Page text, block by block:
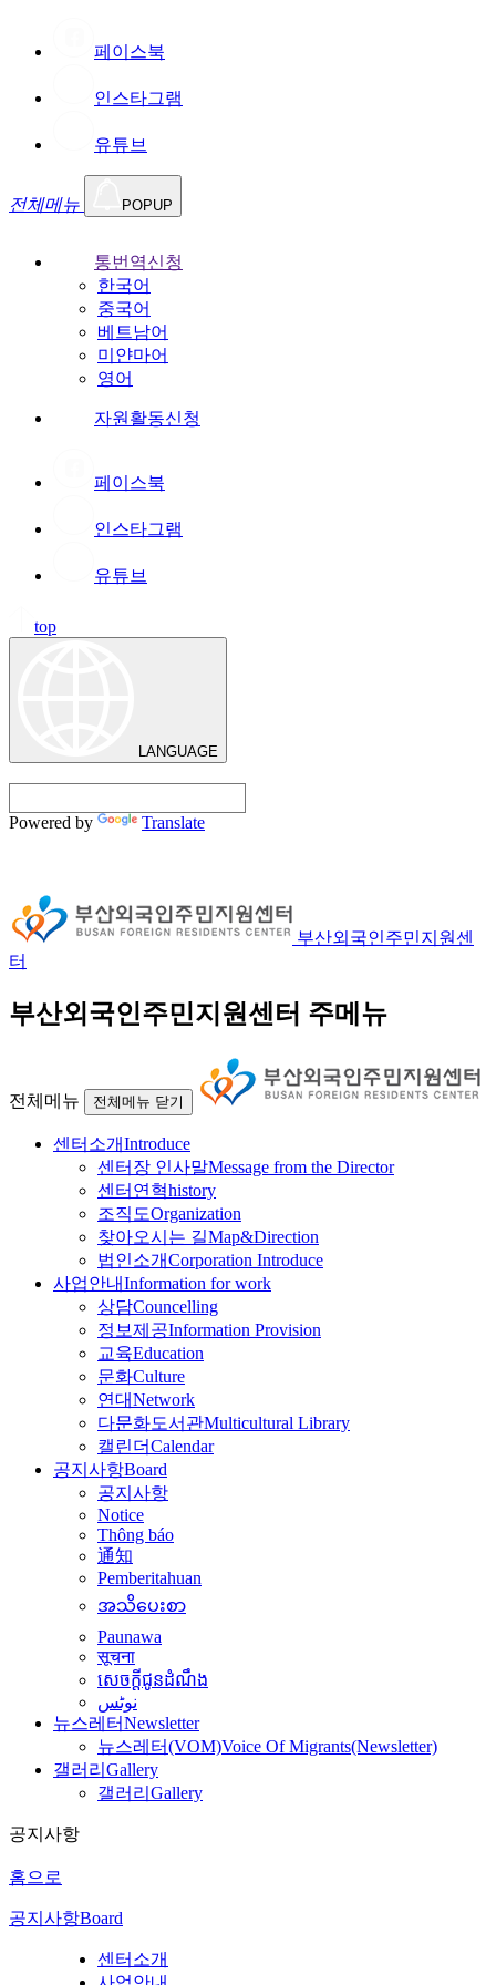
페이스북
인스타그램
유튜브
전체메뉴 POPUP
통번역신청
한국어
중국어
베트남어
미얀마어
영어
자원활동신청
페이스북
인스타그램
유튜브
top
LANGUAGE
Powered by Translate
부산외국인주민지원센
터
부산외국인주민지원센터 주메뉴
전체메뉴 전체메뉴 닫기
센터소개Introduce
센터장 인사말Message from the Director
센터연혁history
조직도Organization
찾아오시는 길Map&Direction
법인소개Corporation Introduce
사업안내Information for work
상담Councelling
정보제공Information Provision
교육Education
문화Culture
연대Network
다문화도서관Multicultural Library
캘린더Calendar
공지사항Board
공지사항
Notice
Thông báo
通知
Pemberitahuan
အသိပေးစာ
Paunawa
सूचना
សេចក្តីជូនដំណឹង
نوٹس
뉴스레터Newsletter
뉴스레터(VOM)Voice Of Migrants(Newsletter)
갤러리 Gallery
갤러리 Gallery
공지사항
홈으로
공지사항Board
센터소개